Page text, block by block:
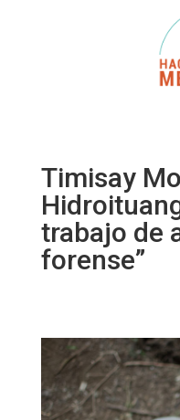
Timisay
trabajo de
forense”